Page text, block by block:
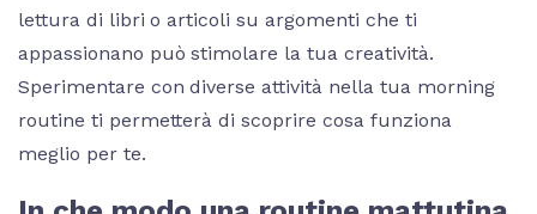
lettura di libri o articoli su argomenti che ti
appassionano può stimolare la tua creatività.
Sperimentare con diverse attività nella tua morning
routine ti permetterà di scoprire cosa funziona
meglio per te.